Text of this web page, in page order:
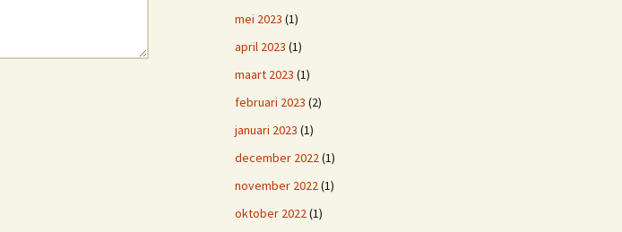
mei 2023 (1)
april 2023 (1)
maart 2023 (1)
februari 2023 (2)
januari 2023 (1)
december 2022(1)
november 2022(1)
oktober 2022(1)